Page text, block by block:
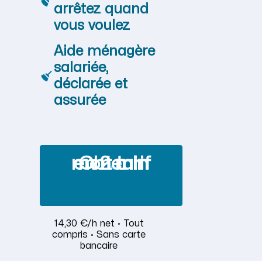
arrêtez quand
vous voulez
Aide ménagère
salariée,
déclarée et
assurée
Obtenir mon tarif en 2 min
14,30 €/h net · Tout
compris · Sans carte
bancaire